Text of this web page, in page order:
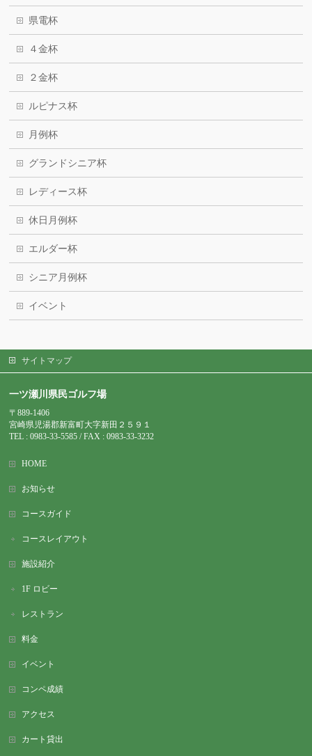
県電杯
４金杯
２金杯
ルピナス杯
月例杯
グランドシニア杯
レディース杯
休日月例杯
エルダー杯
シニア月例杯
イベント
サイトマップ
一ツ瀬川県民ゴルフ場
〒889-1406
宮崎県児湯郡新富町大字新田２５９１
TEL : 0983-33-5585 / FAX : 0983-33-3232
HOME
お知らせ
コースガイド
コースレイアウト
施設紹介
1F ロビー
レストラン
料金
イベント
コンペ成績
アクセス
カート貸出